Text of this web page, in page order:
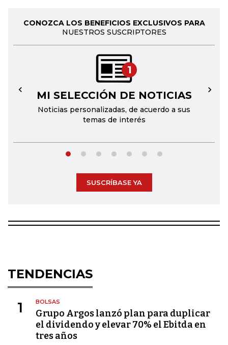
CONOZCA LOS BENEFICIOS EXCLUSIVOS PARA
NUESTROS SUSCRIPTORES
1
MI SELECCIÓN DE NOTICIAS
Noticias personalizadas, de acuerdo a sus
temas de interés
← →
SUSCRÍBASE YA
TENDENCIAS
1 BOLSAS
Grupo Argos lanzó plan para duplicar
el dividendo y elevar 70% el Ebitda en
tres años